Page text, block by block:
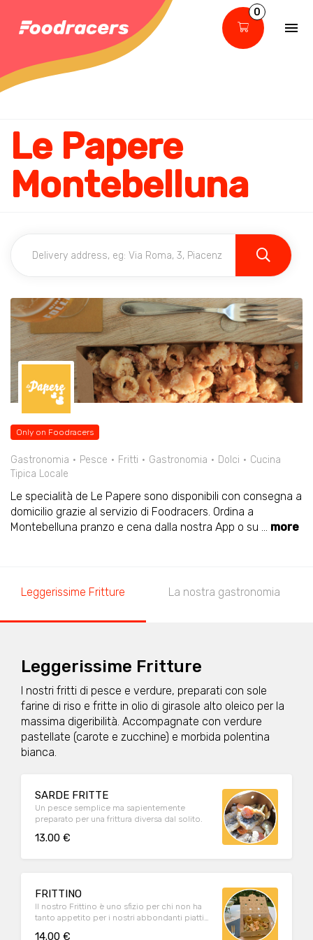
0
Le Papere
Montebelluna
Only on Foodracers
Gastronomia Pesce Fritti Gastronomia Dolci
Cucina
Tipica Locale
Le specialità de Le Papere sono disponibili con consegna a
domicilio grazie al servizio di Foodracers. Ordina a
Montebelluna pranzo e cena dalla nostra App o su ... more
Leggerissime Fritture La nostra gastronomia
Leggerissime Fritture
I nostri fritti di pesce e verdure, preparati con sole
farine di riso e fritte in olio di girasole alto oleico per la
massima digeribilità. Accompagnate con verdure
pastellate (carote e zucchine) e morbida polentina
bianca.
SARDE FRITTE
Un pesce semplice ma sapientemente
preparato per una frittura diversa dal solito.
13.00 €
FRITTINO
Il nostro Frittino è uno sfizio per chi non ha
tanto appetito per i nostri abbondanti piatti
14.00 €